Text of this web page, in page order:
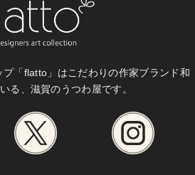
プ「flatto」はこだわりの作家ブランド和
る、滋賀のうつわ屋です。